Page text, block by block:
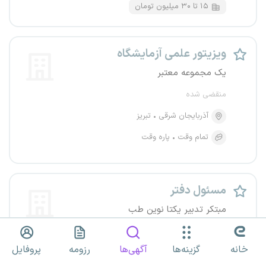
۱۵ تا ۳۰ میلیون تومان
ویزیتور علمی آزمایشگاه
یک مجموعه معتبر
منقضی شده
آذربایجان شرقی
تبریز
تمام وقت
پاره وقت
مسئول دفتر
مبتکر تدبیر یکتا نوین طب
منقضی شده
آذربایجان شرقی
تبریز خانه گزینه‌ها آگهی‌ها رزومه پروفایل